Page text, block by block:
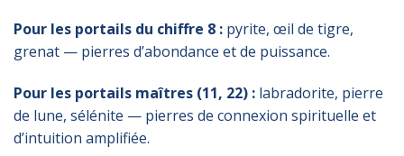
Pour les portails du chiffre 8 : pyrite, œil de tigre,
grenat — pierres d’abondance et de puissance.
Pour les portails maîtres (11, 22) : labradorite, pierre
de lune, sélénite — pierres de connexion spirituelle et
d’intuition amplifiée.